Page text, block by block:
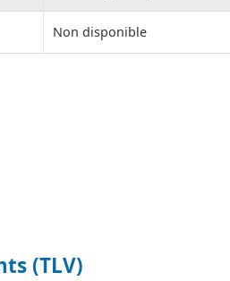
Non disponible
(TLV)